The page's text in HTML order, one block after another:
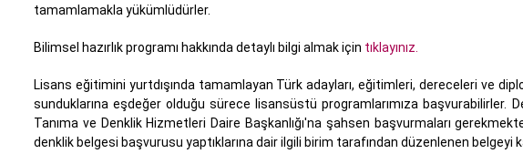
tamamlamakla yükümlüdürler.
Bilimsel hazırlık programı hakkında detaylı bilgi almak için tıklayınız.
Lisans eğitimini yurtdışında tamamlayan Türk adayları, eğitimleri, dereceleri ve
sunduklarına eşdeğer olduğu sürece lisansüstü programlarımıza başvurabilirler.
Tanıma ve Denklik Hizmetleri Daire Başkanlığı'na şahsen başvurmaları
denklik belgesi başvurusu yaptıklarına dair ilgili birim tarafından düzenlenen belgeyi